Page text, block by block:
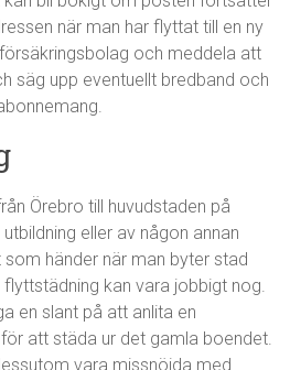
när man har flyttat till en ny
och meddela att
säg upp eventuellt bredband och
Örebro till huvudstaden på
eller av någon annan
händer när man byter stad
kan vara jobbigt nog.
en slant på att anlita en
att städa ur det gamla boendet.
vara missnöjda med